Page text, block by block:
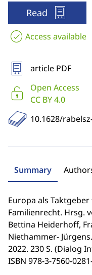
Read
Access available
article PDF
Open Access
CC BY 4.0
10.1628/
Summary
Europa als
Familienrecht. Hrsg.
Bettina Heiderhoff,
Niethammer-
2022. 230 S. (Dialog
ISBN 978-3-7560-